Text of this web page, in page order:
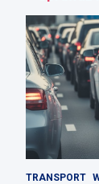
TRANSPORT